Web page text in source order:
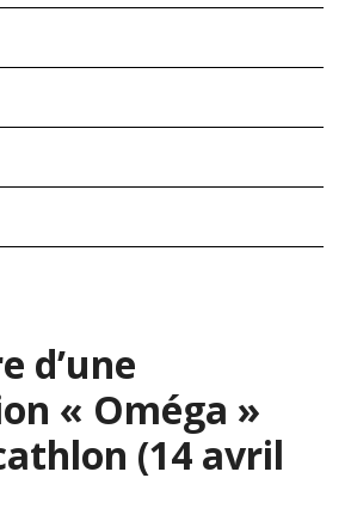
d’une
« Oméga »
(14 avril